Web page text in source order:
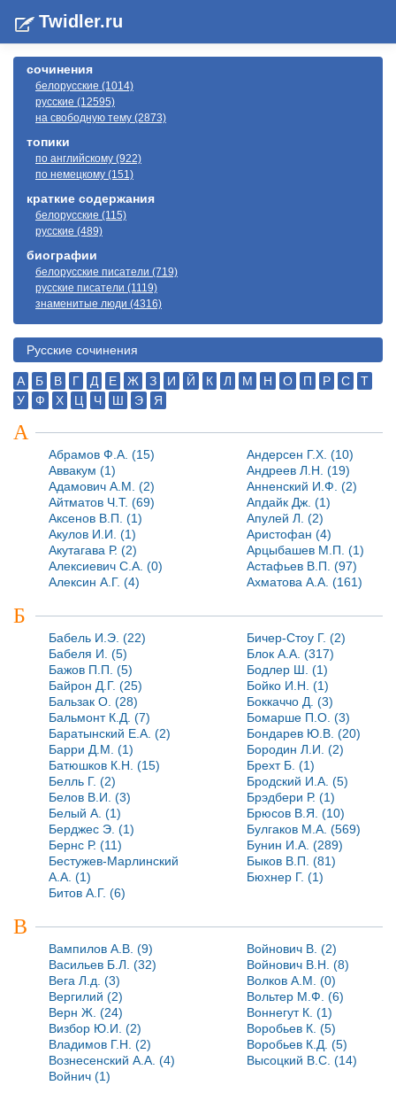
Twidler.ru
сочинения
белорусские (1014)
русские (12595)
на свободную тему (2873)
топики
по английскому (922)
по немецкому (151)
краткие содержания
белорусские (115)
русские (489)
биографии
белорусские писатели (719)
русские писатели (1119)
знаменитые люди (4316)
Русские сочинения
А Б В Г Д Е Ж З И Й К Л М Н О П Р С
Т
У
Ф Х Ц Ч Ш Э Я
А
Абрамов Ф.А. (15)
Аввакум (1)
Адамович А.М. (2)
Айтматов Ч.Т. (69)
Аксенов В.П. (1)
Акулов И.И. (1)
Акутагава Р. (2)
Алексиевич С.А. (0)
Алексин А.Г. (4)
Андерсен Г.Х. (10)
Андреев Л.Н. (19)
Анненский И.Ф. (2)
Апдайк Дж. (1)
Апулей Л. (2)
Аристофан (4)
Арцыбашев М.П. (1)
Астафьев В.П. (97)
Ахматова А.А. (161)
Б
Бабель И.Э. (22)
Бабеля И. (5)
Бажов П.П. (5)
Байрон Д.Г. (25)
Бальзак О. (28)
Бальмонт К.Д. (7)
Баратынский Е.А. (2)
Барри Д.М. (1)
Батюшков К.Н. (15)
Белль Г. (2)
Белов В.И. (3)
Белый А. (1)
Берджес Э. (1)
Бернс Р. (11)
Бестужев-Марлинский
А.А. (1)
Битов А.Г. (6)
Бичер-Стоу Г. (2)
Блок А.А. (317)
Бодлер Ш. (1)
Бойко И.Н. (1)
Боккаччо Д. (3)
Бомарше П.О. (3)
Бондарев Ю.В. (20)
Бородин Л.И. (2)
Брехт Б. (1)
Бродский И.А. (5)
Брэдбери Р. (1)
Брюсов В.Я. (10)
Булгаков М.А. (569)
Бунин И.А. (289)
Быков В.П. (81)
Бюхнер Г. (1)
В
Вампилов А.В. (9)
Васильев Б.Л. (32)
Вега Л.д. (3)
Вергилий (2)
Верн Ж. (24)
Визбор Ю.И. (2)
Владимов Г.Н. (2)
Вознесенский А.А. (4)
Войнич (1)
Войнович В. (2)
Войнович В.Н. (8)
Волков А.М. (0)
Вольтер М.Ф. (6)
Воннегут К. (1)
Воробьев К. (5)
Воробьев К.Д. (5)
Высоцкий В.С. (14)